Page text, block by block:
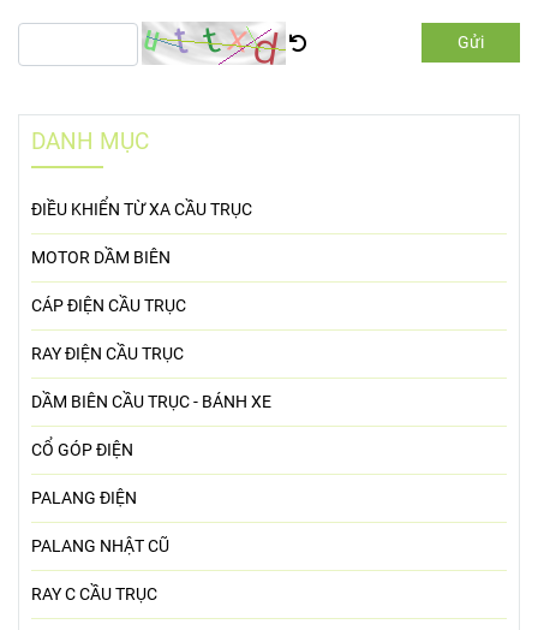
Gửi
DANH MỤC
ĐIỀU KHIỂN TỪ XA CẦU TRỤC
MOTOR DẦM BIÊN
CÁP ĐIỆN CẦU TRỤC
RAY ĐIỆN CẦU TRỤC
DẦM BIÊN CẦU TRỤC - BÁNH XE
CỔ GÓP ĐIỆN
PALANG ĐIỆN
PALANG NHẬT CŨ
RAY C CẦU TRỤC